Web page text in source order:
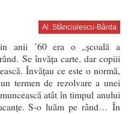
Al. Stănciulescu-Bârda
anii ’60 era o „școală a
Se învăța carte, dar copiii
Învățau ce este o normă,
termen de rezolvare a unei
atât în timpul anului
S-o luăm pe rând… În